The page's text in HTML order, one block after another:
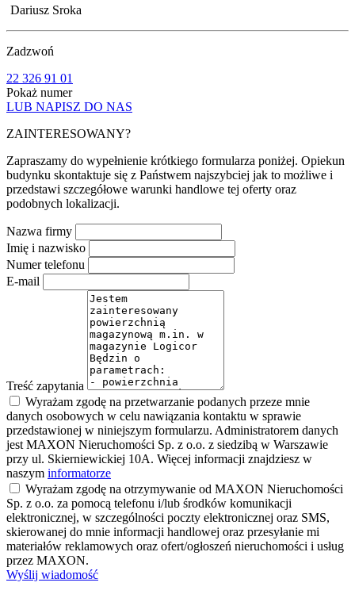
Dariusz Sroka
Zadzwoń
22 326 91 01
Pokaż numer
LUB NAPISZ DO NAS
ZAINTERESOWANY?
Zapraszamy do wypełnienie krótkiego formularza poniżej. Opiekun
budynku skontaktuje się z Państwem najszybciej jak to możliwe i
przedstawi szczegółowe warunki handlowe tej oferty oraz
podobnych lokalizacji.
Nazwa firmy
Imię i nazwisko
Numer telefonu
E-mail
Treść zapytania
Wyrażam zgodę na przetwarzanie podanych przeze mnie
danych osobowych w celu nawiązania kontaktu w sprawie
przedstawionej w niniejszym formularzu. Administratorem danych
jest MAXON Nieruchomości Sp. z o.o. z siedzibą w Warszawie
przy ul. Skierniewickiej 10A. Więcej informacji znajdziesz w
naszym informatorze
Wyrażam zgodę na otrzymywanie od MAXON Nieruchomości
Sp. z o.o. za pomocą telefonu i/lub środków komunikacji
elektronicznej, w szczególności poczty elektronicznej oraz SMS,
skierowanej do mnie informacji handlowej oraz przesyłanie mi
materiałów reklamowych oraz ofert/ogłoszeń nieruchomości i usług
przez MAXON.
Wyślij wiadomość